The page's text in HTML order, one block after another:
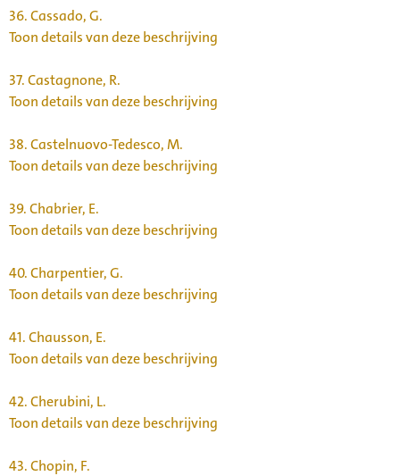
36.Cassado, G.
Toon details van deze beschrijving
37.Castagnone, R.
Toon details van deze beschrijving
38.Castelnuovo-Tedesco, M.
Toon details van deze beschrijving
39.Chabrier, E.
Toon details van deze beschrijving
40.Charpentier, G.
Toon details van deze beschrijving
41.Chausson, E.
Toon details van deze beschrijving
42.Cherubini, L.
Toon details van deze beschrijving
43.Chopin, F.